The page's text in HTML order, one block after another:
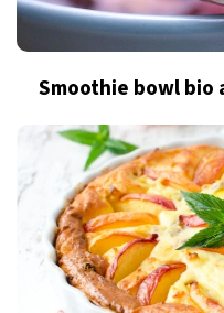
Smoothie bowl bio